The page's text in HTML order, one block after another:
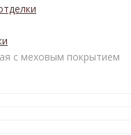
с меховым покрытием